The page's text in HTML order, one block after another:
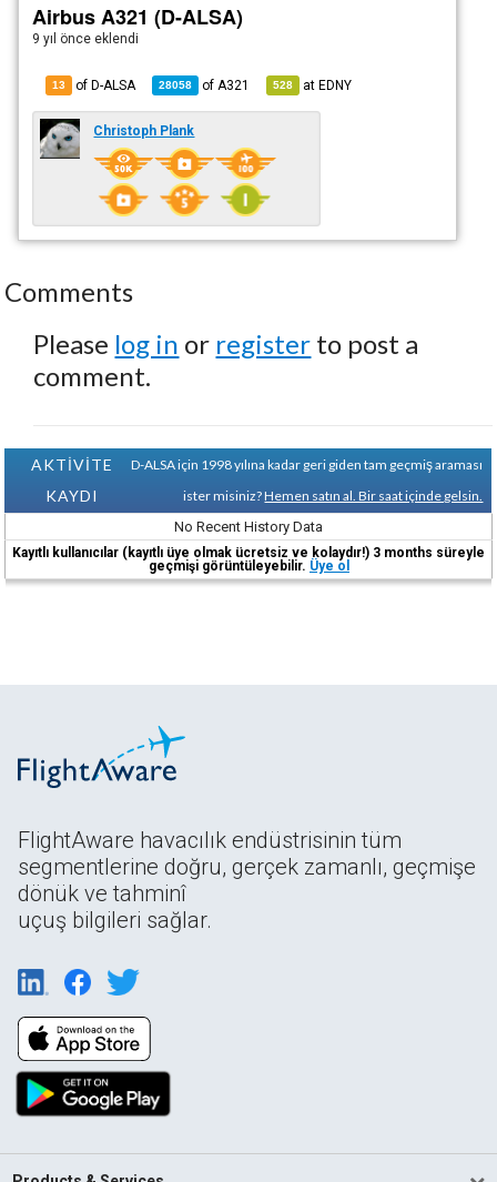
Airbus A321 (D-ALSA)
9 yıl önce eklendi
13 of D-ALSA 28058 of A321 528 atEDNY
Christoph Plank
Comments
Please log in or register to post a
comment.
AKTİVİTE
KAYDI
D-ALSA için 1998 yılına kadar geri giden tam geçmiş araması
ister misiniz?Hemen satın al. Bir saat içinde gelsin.
No Recent History Data
Kayıtlı kullanıcılar (kayıtlı üye olmak ücretsiz ve kolaydır!) 3 months süreyle
geçmişi görüntüleyebilir. Üye ol
FlightAware havacılık endüstrisinin tüm
segmentlerine doğru, gerçek zamanlı, geçmişe
dönük ve tahminî
uçuş bilgileri sağlar.